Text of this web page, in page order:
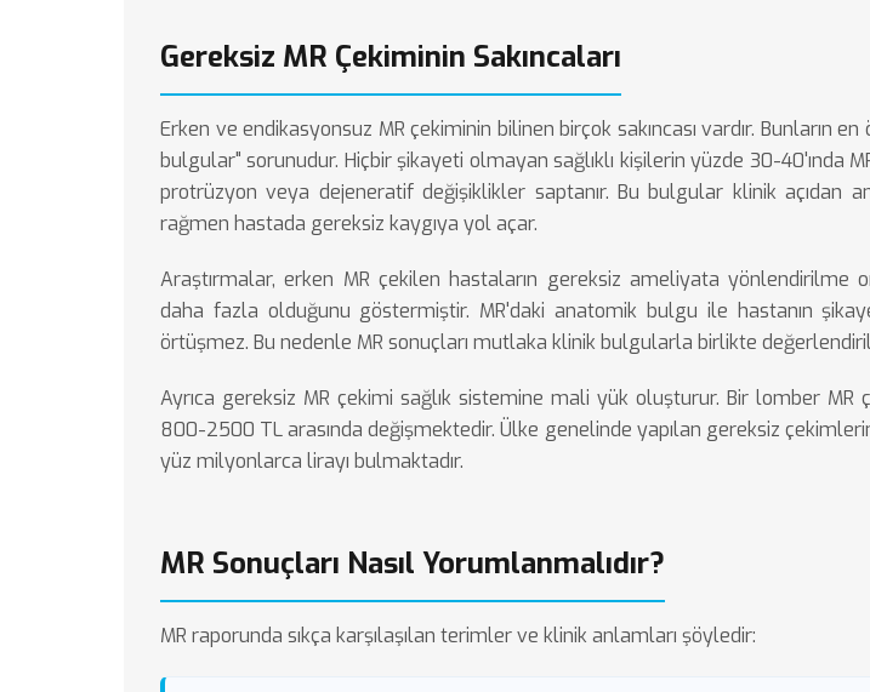
Gereksiz MR Çekiminin Sakıncaları
Erken ve endikasyonsuz MR çekiminin bilinen birçok sakıncası vardır. Bunların
bulgular" sorunudur. Hiçbir şikayeti olmayan sağlıklı kişilerin yüzde 30-40'ında
protrüzyon veya dejeneratif değişiklikler saptanır. Bu bulgular klinik açıdan
rağmen hastada gereksiz kaygıya yol açar.
Araştırmalar, erken MR çekilen hastaların gereksiz ameliyata yönlendirilme
daha fazla olduğunu göstermiştir. MR'daki anatomik bulgu ile hastanın
örtüşmez. Bu nedenle MR sonuçları mutlaka klinik bulgularla birlikte
Ayrıca gereksiz MR çekimi sağlık sistemine mali yük oluşturur. Bir lomber MR
800-2500 TL arasında değişmektedir. Ülke genelinde yapılan gereksiz
yüz milyonlarca lirayı bulmaktadır.
MR Sonuçları Nasıl Yorumlanmalıdır?
MR raporunda sıkça karşılaşılan terimler ve klinik anlamları şöyledir: